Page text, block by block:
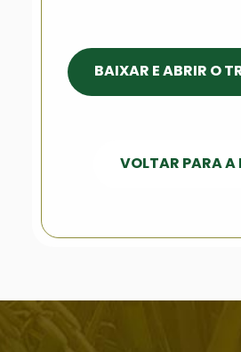
BAIXAR E ABRIR O
VOLTAR PARA A